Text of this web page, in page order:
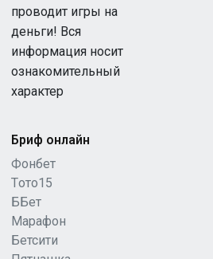
проводит игры на
деньги! Вся
информация носит
ознакомительный
характер
Бриф онлайн
Фонбет
Tото15
ББет
Марафон
Бетсити